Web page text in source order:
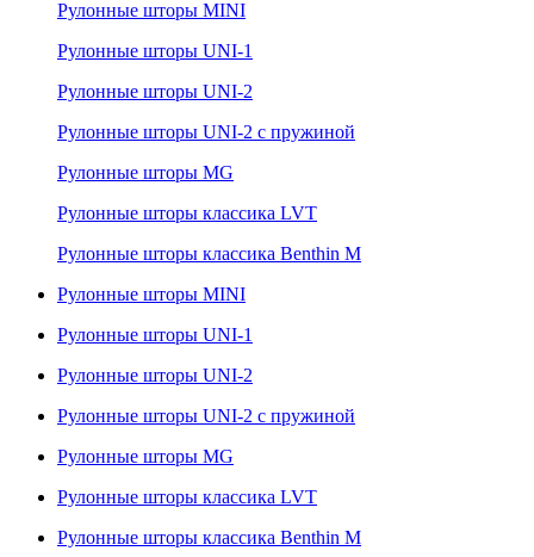
Рулонные шторы MINI
Рулонные шторы UNI-1
Рулонные шторы UNI-2
Рулонные шторы UNI-2 с пружиной
Рулонные шторы MG
Рулонные шторы классика LVT
Рулонные шторы классика Benthin M
Рулонные шторы MINI
Рулонные шторы UNI-1
Рулонные шторы UNI-2
Рулонные шторы UNI-2 с пружиной
Рулонные шторы MG
Рулонные шторы классика LVT
Рулонные шторы классика Benthin M